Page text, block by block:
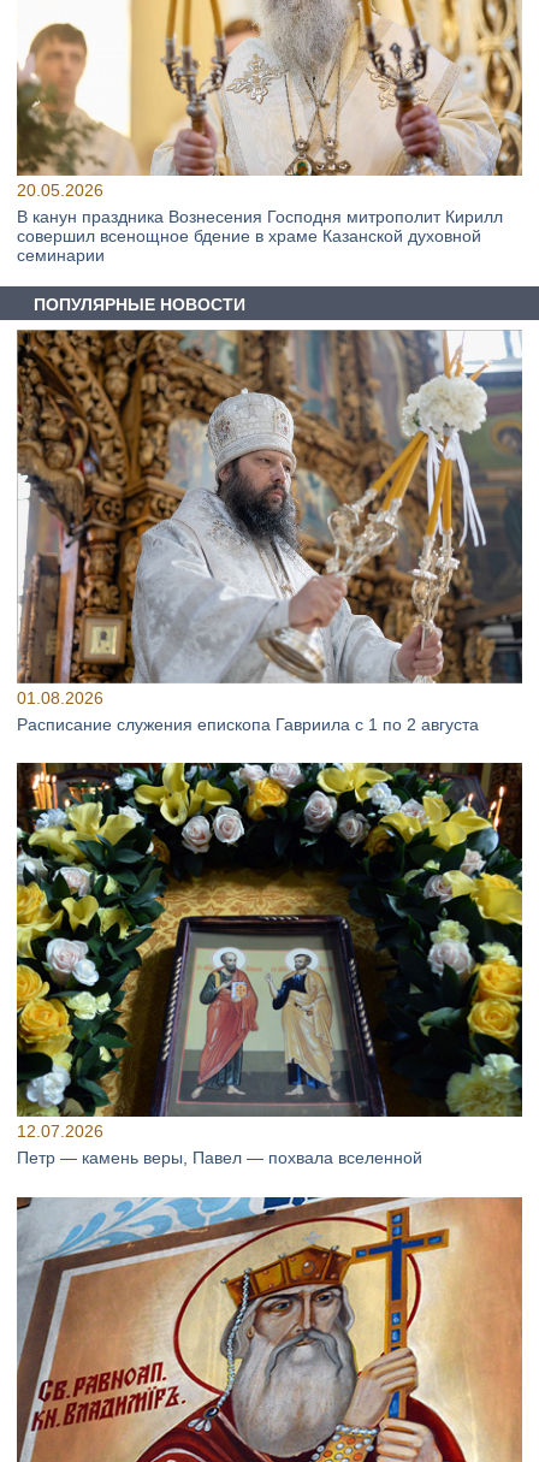
20.05.2026
В канун праздника Вознесения Господня митрополит Кирилл
совершил всенощное бдение в храме Казанской духовной
семинарии
ПОПУЛЯРНЫЕ НОВОСТИ
01.08.2026
Расписание служения епископа Гавриила с 1 по 2 августа
12.07.2026
Петр — камень веры, Павел — похвала вселенной